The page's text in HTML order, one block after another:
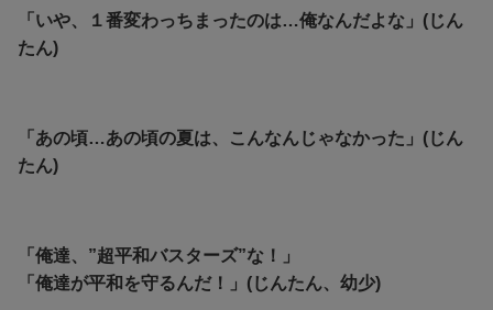
「いや、１番変わっちまったのは…俺なんだよな」(じん
たん)
「あの頃…あの頃の夏は、こんなんじゃなかった」(じん
たん)
「俺達、”超平和バスターズ”な！」
「俺達が平和を守るんだ！」(じんたん、幼少)